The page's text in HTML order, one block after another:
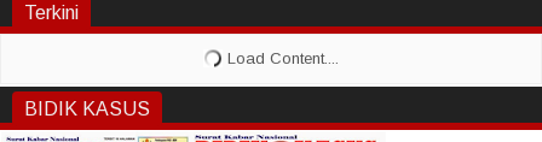
Terkini
BIDIK KASUS